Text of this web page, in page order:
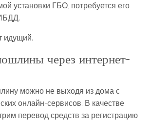
установки ГБО, потребуется его
идущий.
через интернет-
можно не выходя из дома с
онлайн-сервисов. В качестве
перевод средств за регистрацию